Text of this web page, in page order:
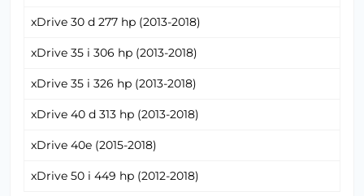
xDrive 30 d 277 hp (2013-2018)
xDrive 35 i 306 hp (2013-2018)
xDrive 35 i 326 hp (2013-2018)
xDrive 40 d 313 hp (2013-2018)
xDrive 40e (2015-2018)
xDrive 50 i 449 hp (2012-2018)